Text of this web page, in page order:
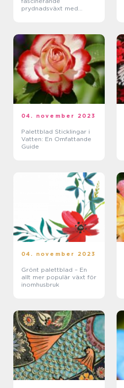
prydnadsväxt med
04. november 2023
Palettblad Sticklingar i
Vatten: En Omfattande
Guide
04. november 2023
Grönt palettblad – En
allt mer populär växt för
inomhusbruk